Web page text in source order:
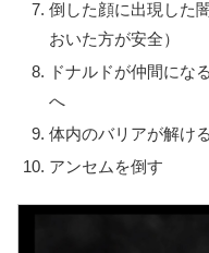
倒した顔に出現した
おいた方が安全）
ドナルドが仲間にな
へ
体内のバリアが解け
アンセムを倒す